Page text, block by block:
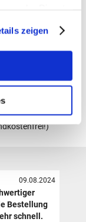
zeigen
MwSt. und zzgl.
09.08.2024
Bestellung
schnell.